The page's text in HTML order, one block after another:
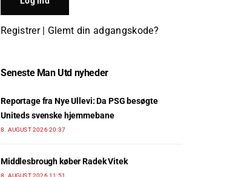
Registrer| Glemt din adgangskode?
Seneste Man Utd nyheder
Reportage fra Nye Ullevi: Da PSG besøgte
Uniteds svenske hjemmebane
8. AUGUST 2026 20:37
Middlesbrough køber Radek Vitek
8. AUGUST 2026 11:51